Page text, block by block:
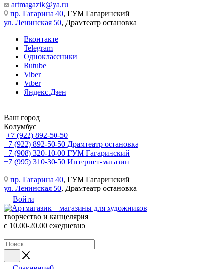
artmagazik@ya.ru
пр. Гагарина 40, ГУМ Гагаринский
ул. Ленинская 50, Драмтеатр остановка
Вконтакте
Telegram
Одноклассники
Rutube
Viber
Viber
Яндекс.Дзен
Ваш город
Колумбус
+7 (922) 892-50-50
+7 (922) 892-50-50 Драмтеатр остановка
+7 (908) 320-10-00 ГУМ Гагаринский
+7 (995) 310-30-50 Интернет-магазин
пр. Гагарина 40, ГУМ Гагаринский
ул. Ленинская 50, Драмтеатр остановка
Войти
творчество и канцелярия
с 10.00-20.00 ежедневно